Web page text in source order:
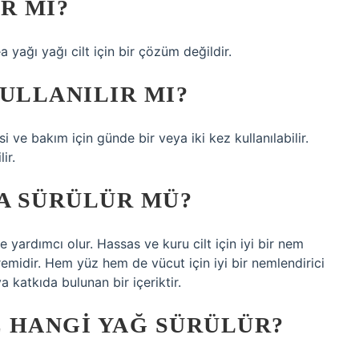
MI?
yağı yağı cilt için bir çözüm değildir.
MI?
ve bakım için günde bir veya iki kez kullanılabilir.
SÜRÜLÜR MÜ?
olur. Hassas ve kuru cilt için iyi bir nem
Hem yüz hem de vücut için iyi bir nemlendirici
katkıda bulunan bir içeriktir.
YAĞ SÜRÜLÜR?